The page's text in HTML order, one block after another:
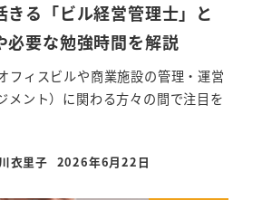
きる「ビル経営管理士」と
必要な勉強時間を解説
フィスビルや商業施設の管理・運営
メント）に関わる方々の間で注目を
衣里子 2026年6月22日